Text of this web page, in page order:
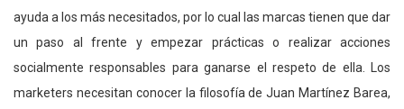
ayuda a los más necesitados, por lo cual las marcas tienen que dar
un paso al frente y empezar prácticas o realizar acciones
socialmente responsables para ganarse el respeto de ella. Los
marketers necesitan conocer la filosofía de Juan Martínez Barea,